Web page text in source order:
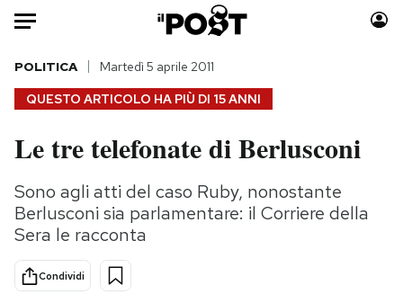
Auto
HOME
Italia
Politica
Tecnologia
Scienza
Moda
Consumismi
QUESTO ARTICOLO HA PIÙ DI 15 ANNI
POLITICA Martedì 5 aprile 2011
Le tre telefonate di Berlusconi
Sono agli atti del caso Ruby, nonostante
Berlusconi sia parlamentare: il Corriere della
Sera le racconta
Condividi